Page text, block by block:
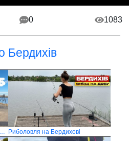
0 1083
Бердихів
Відкриття коропового сезону 2025 в cічні Риболовля на Бердихові